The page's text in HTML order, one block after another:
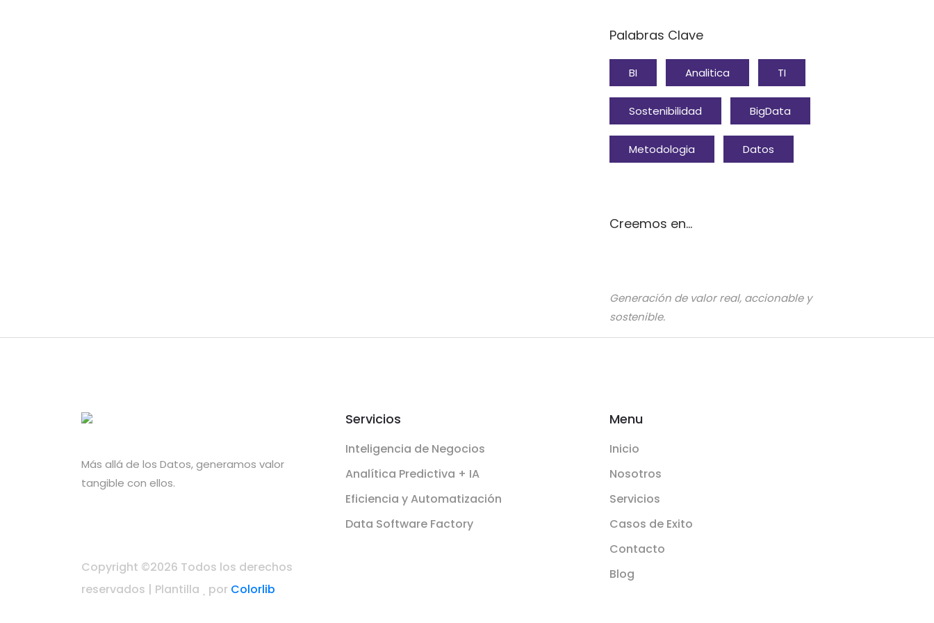
Palabras Clave
BI Analitica TI
Sostenibilidad BigData
Metodologia Datos
Creemos en...
Generación de valor real, accionable y
sostenible.
Más allá de los Datos, generamos valor
tangible con ellos.
Copyright ©2026 Todos los derechos
reservados | Plantilla
por Colorlib
Servicios
Inteligencia de Negocios
Analítica Predictiva + IA
Eficiencia y Automatización
Data Software Factory
Menu
Inicio
Nosotros
Servicios
Casos de Exito
Contacto
Blog